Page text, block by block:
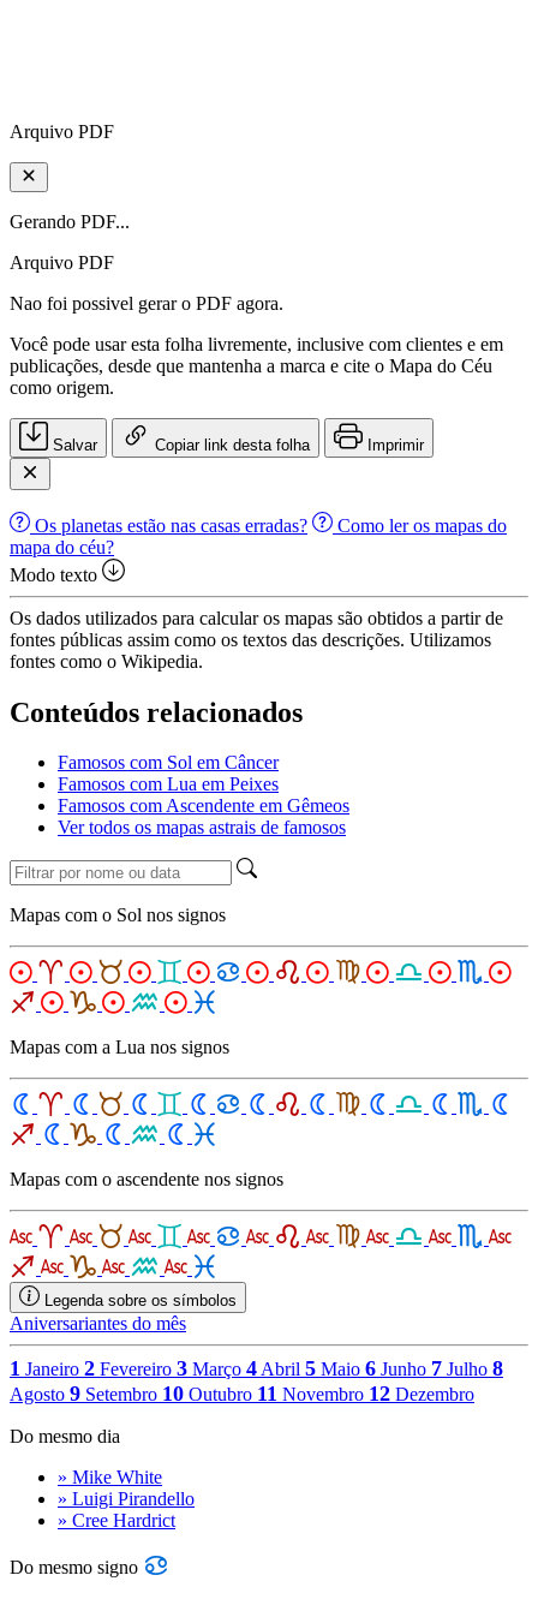
Arquivo PDF
Gerando PDF...
Arquivo PDF
Nao foi possivel gerar o PDF agora.
Você pode usar esta folha livremente, inclusive com clientes e em
publicações, desde que mantenha a marca e cite o Mapa do Céu
como origem.
Salvar Copiar link desta folha Imprimir
Os planetas estão nas casas erradas?
Como ler os mapas do
mapa do céu?
Modo texto
Os dados utilizados para calcular os mapas são obtidos a partir de
fontes públicas assim como os textos das descrições. Utilizamos
fontes como o Wikipedia.
Conteúdos relacionados
Famosos com Sol em Câncer
Famosos com Lua em Peixes
Famosos com Ascendente em Gêmeos
Ver todos os mapas astrais de famosos
Mapas com o Sol nos signos
Mapas com a Lua nos signos
Mapas com o ascendente nos signos
Legenda sobre os símbolos
Aniversariantes do mês
1 Janeiro 2 Fevereiro 3 Março 4Abril 5 Maio 6 Junho 7 Julho 8
Agosto 9 Setembro 10 Outubro 11 Novembro 12 Dezembro
Do mesmo dia
» Mike White
» Luigi Pirandello
» Cree Hardrict
Do mesmo signo